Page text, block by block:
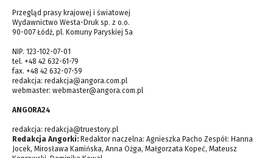
Przegląd prasy krajowej i światowej
Wydawnictwo Westa-Druk sp. z o.o.
90-007 Łódź, pl. Komuny Paryskiej 5a
NIP. 123-102-07-01
tel. +48 42 632-61-79
fax. +48 42 632-07-59
redakcja: redakcja@angora.com.pl
webmaster: webmaster@angora.com.pl
ANGORA24
redakcja: redakcja@truestory.pl
Redakcja Angorki: Redaktor naczelna: Agnieszka Pacho Zespół: Hanna
Jocek, Mirosława Kamińska, Anna Ożga, Małgorzata Kopeć, Mateusz